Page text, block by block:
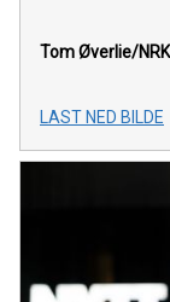
Tom Øverlie/NRK
LAST NED BILDE